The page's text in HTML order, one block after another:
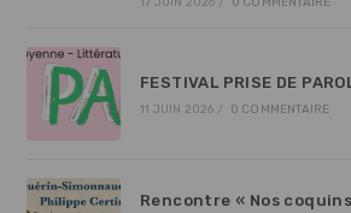
FESTIVAL PRISE DE
11 JUIN 2026 / 0 COMMENTAIRE
Rencontre « Nos